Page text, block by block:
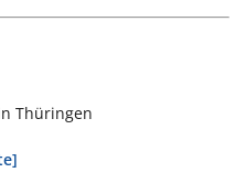
Thüringen